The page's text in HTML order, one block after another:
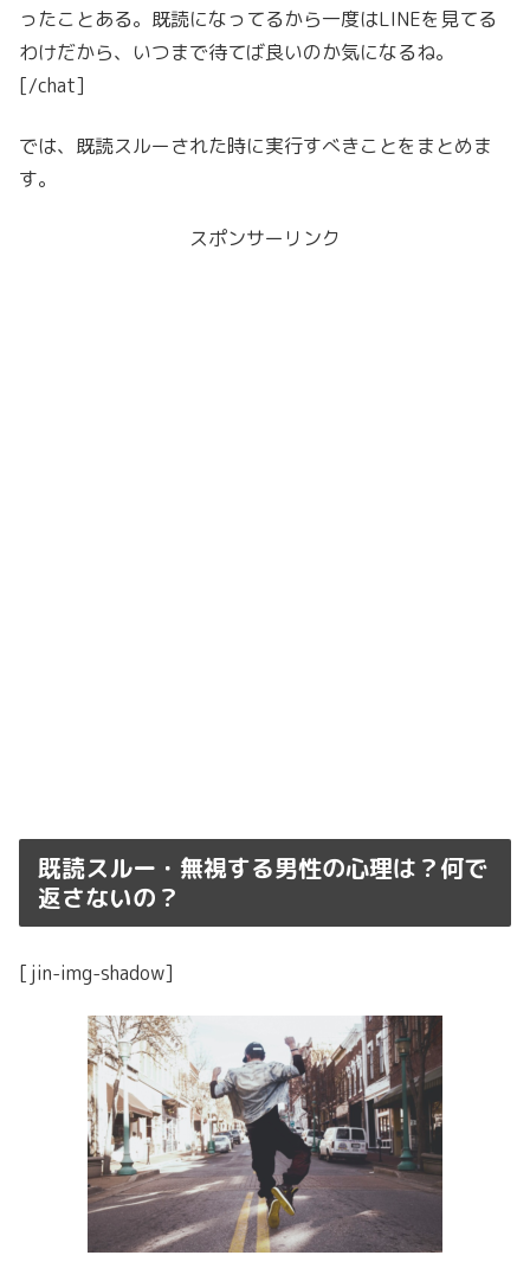
ったことある。既読になってるから一度はLINEを見てる
わけだから、いつまで待てば良いのか気になるね。
[/chat]
では、既読スルーされた時に実行すべきことをまとめま
す。
スポンサーリンク
既読スルー・無視する男性の心理は？何で
返さないの？
[jin-img-shadow]